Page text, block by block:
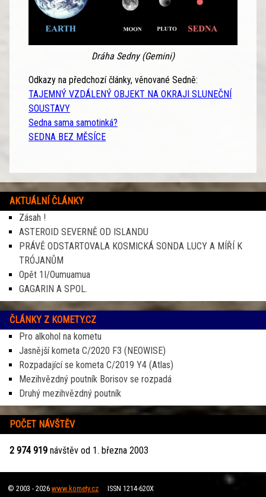
Dráha Sedny (Gemini)
Odkazy na předchozí články, věnované Sedně:
TAJEMNÝ VZDÁLENÝ OBJEKT NA OKRAJI SLUNEČNÍ
SOUSTAVY
Sedna sama samotinká?
SEDNA BEZ MĚSÍCE
AKTUÁLNÍ ČLÁNKY
Zásah !
ASTEROID SEVERNĚ OD ISLANDU
PRÁVĚ ODSTARTOVALA KOSMICKÁ SONDA LUCY A MÍŘÍ K
TRÓJANŮM
Opět 1I/Oumuamua
GAGARIN A SPOL.
ČLÁNKY Z KOMETY.CZ
Pro alkohol na kometu
Jasnější kometa C/2020 F3 (NEOWISE)
Rozpadající se kometa C/2019 Y4 (Atlas)
Mezihvězdný poutník Borisov se rozpadá
Druhý mezihvězdný poutník
POČET NÁVŠTĚV
2 974 919 návštěv od 1. března 2003
© 2003 - 2026 www.komety.czISSN 1214-620X